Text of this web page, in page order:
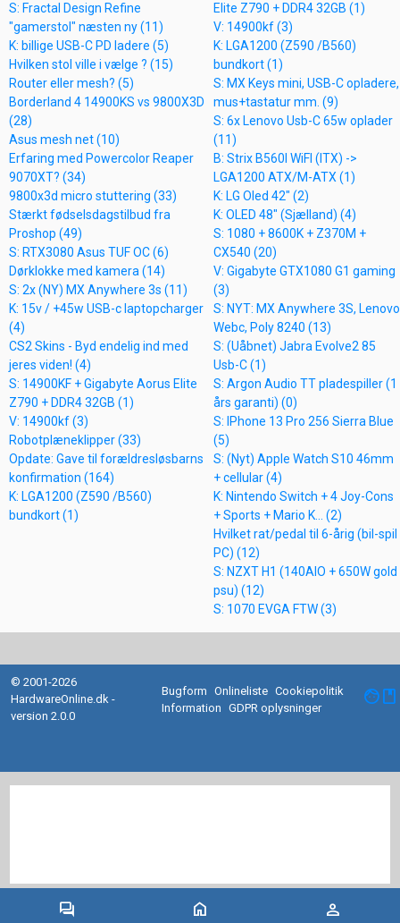
forum home person
S: Fractal Design Refine
"gamerstol" næsten ny (11)
K: billige USB-C PD ladere (5)
Hvilken stol ville i vælge ? (15)
Router eller mesh? (5)
Borderland 4 14900KS vs 9800X3D
(28)
Asus mesh net (10)
Erfaring med Powercolor Reaper
9070XT? (34)
9800x3d micro stuttering (33)
Stærkt fødselsdagstilbud fra
Proshop (49)
S: RTX3080 Asus TUF OC (6)
Dørklokke med kamera (14)
S: 2x (NY) MX Anywhere 3s (11)
K: 15v / +45w USB-c laptopcharger
(4)
CS2 Skins - Byd endelig ind med
jeres viden! (4)
S: 14900KF + Gigabyte Aorus Elite
Z790 + DDR4 32GB (1)
V: 14900kf (3)
Robotplæneklipper (33)
Opdate: Gave til forældresløsbarns
konfirmation (164)
K: LGA1200 (Z590 /B560)
bundkort (1)
Elite Z790 + DDR4 32GB (1)
V: 14900kf (3)
K: LGA1200 (Z590 /B560)
bundkort (1)
S: MX Keys mini, USB-C opladere,
mus+tastatur mm. (9)
S: 6x Lenovo Usb-C 65w oplader
(11)
B: Strix B560I WiFI (ITX) ->
LGA1200 ATX/M-ATX (1)
K: LG Oled 42" (2)
K: OLED 48" (Sjælland) (4)
S: 1080 + 8600K + Z370M +
CX540 (20)
V: Gigabyte GTX1080 G1 gaming
(3)
S: NYT: MX Anywhere 3S, Lenovo
Webc, Poly 8240 (13)
S: (Uåbnet) Jabra Evolve2 85
Usb-C (1)
S: Argon Audio TT pladespiller (1
års garanti) (0)
S: IPhone 13 Pro 256 Sierra Blue
(5)
S: (Nyt) Apple Watch S10 46mm
+ cellular (4)
K: Nintendo Switch + 4 Joy-Cons
+ Sports + Mario K... (2)
Hvilket rat/pedal til 6-årig (bil-spil
PC) (12)
S: NZXT H1 (140AIO + 650W gold
psu) (12)
S: 1070 EVGA FTW (3)
© 2001-2026
HardwareOnline.dk -
version 2.0.0
Bugform Onlineliste Cookiepolitik
Information
GDPR oplysninger facebook